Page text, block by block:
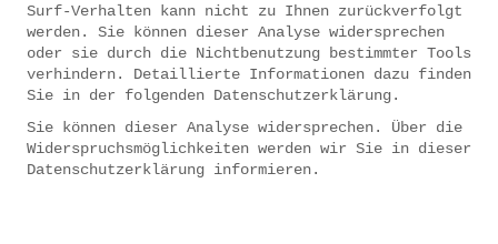
Surf-Verhalten kann nicht zu Ihnen zurückverfolgt
werden. Sie können dieser Analyse widersprechen
oder sie durch die Nichtbenutzung bestimmter Tools
verhindern. Detaillierte Informationen dazu finden
Sie in der folgenden Datenschutzerklärung.
Sie können dieser Analyse widersprechen. Über die
Widerspruchsmöglichkeiten werden wir Sie in dieser
Datenschutzerklärung informieren.